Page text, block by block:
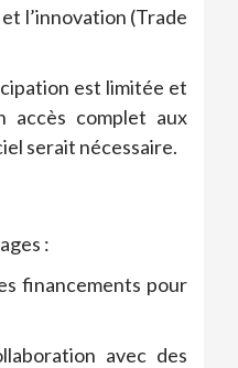
l’innovation (Trade
est limitée et
accès complet aux
serait nécessaire.
:
financements pour
avec des